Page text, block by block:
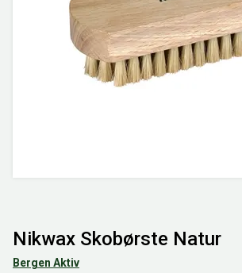
Nikwax Skobørste Natur
Bergen Aktiv